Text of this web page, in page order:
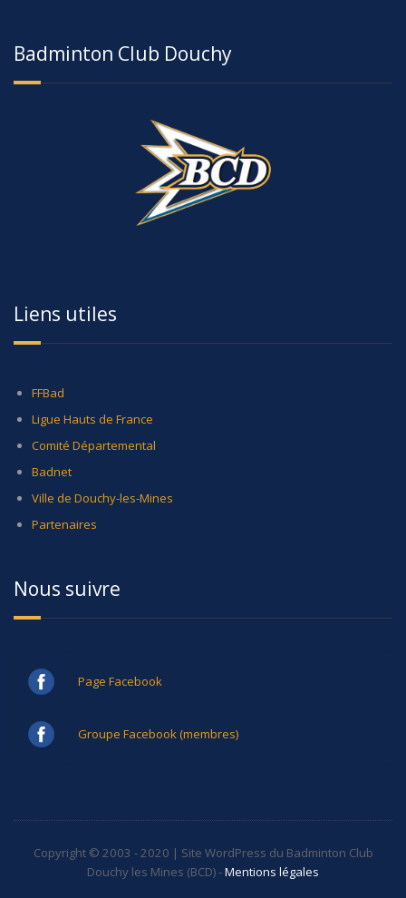
Badminton Club Douchy
Liens utiles
FFBad
Ligue Hauts de France
Comité Départemental
Badnet
Ville de Douchy-les-Mines
Partenaires
Nous suivre
Page Facebook
Groupe Facebook (membres)
Copyright © 2003 - 2020 | Site WordPress du Badminton Club
Douchy les Mines (BCD) -Mentions légales